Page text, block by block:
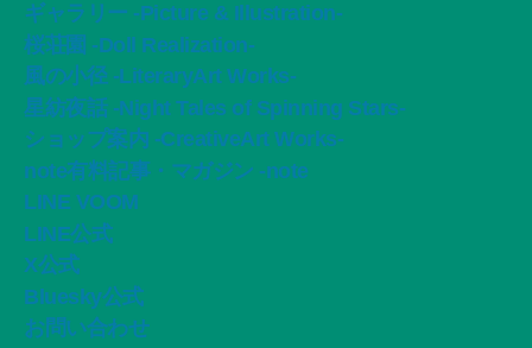
ギャラリー -Picture & Illustration-
桜荘園 -Doll Realization-
風の小径 -LiteraryArt Works-
星紡夜話 -Night Tales of Spinning Stars-
ショップ案内 -CreativeArt Works-
note有料記事・マガジン -note
LINE VOOM
LINE公式
X公式
Bluesky公式
お問い合わせ